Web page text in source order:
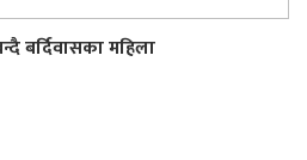
बर्दिवासका महिला